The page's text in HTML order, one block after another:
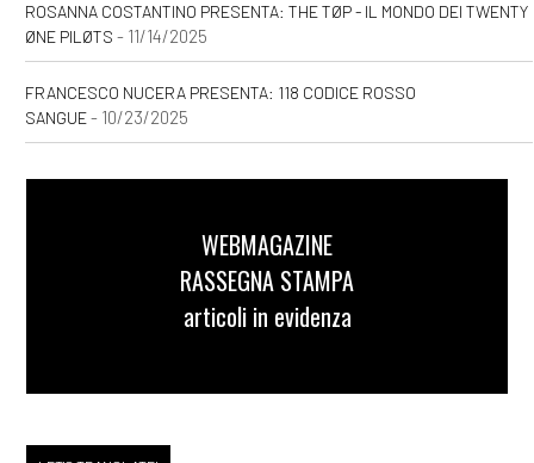
ROSANNA COSTANTINO PRESENTA: THE TØP - IL MONDO DEI TWENTY
ØNE PILØTS - 11/14/2025
FRANCESCO NUCERA PRESENTA: 118 CODICE ROSSO
SANGUE- 10/23/2025
WEBMAGAZINE
RASSEGNA STAMPA
articoli in evidenza